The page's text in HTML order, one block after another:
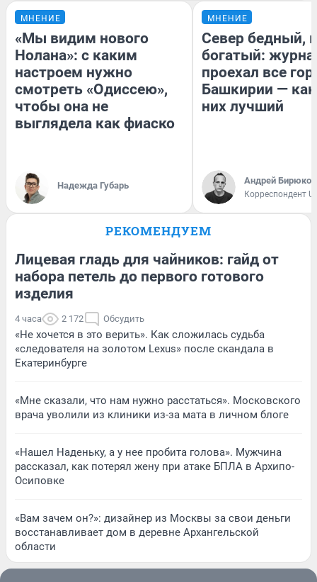
МНЕНИЕ
«Мы видим нового
Нолана»: с каким
настроем нужно
смотреть «Одиссею»,
чтобы она не
выглядела как фиаско
Надежда Губарь
МНЕНИЕ
Север бедный,
богатый:
проехал все
Башкирии —
них лучший
Андрей Бирюков
Корреспондент
РЕКОМЕНДУЕМ
Лицевая гладь для чайников: гайд от
набора петель до первого готового
изделия
4 часа 2 172 Обсудить
«Не хочется в это верить». Как сложилась судьба
«следователя на золотом Lexus» после скандала в
Екатеринбурге
«Мне сказали, что нам нужно расстаться». Московского
врача уволили из клиники из-за мата в личном блоге
«Нашел Наденьку, а у нее пробита голова». Мужчина
рассказал, как потерял жену при атаке БПЛА в Архипо-
Осиповке
«Вам зачем он?»: дизайнер из Москвы за свои деньги
восстанавливает дом в деревне Архангельской
области